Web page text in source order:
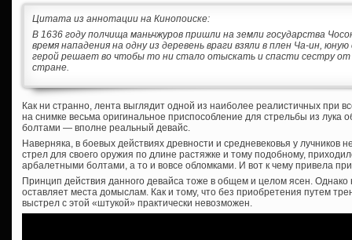
Цитата из аннотации на Кинопоиске:
В 1636 году полчища маньчжуров пришли на земли государства
время нападения на одну из деревень враги взяли в плен Ча-ин,
герой решает во чтобы то ни стало отыскать и спасти сестру от
стране.
Как ни странно, лента выглядит одной из наиболее реалистичных при
на снимке весьма оригинальное приспособление для стрельбы из лука
болтами — вполне реальный девайс.
Наверняка, в боевых действиях древности и средневековья у лучников
стрел для своего оружия по длине растяжке и тому подобному,
арбалетными болтами, а то и вовсе обломками. И вот к чему привела
Принцип действия данного девайса тоже в общем и целом ясен. Однако
оставляет места домыслам. Как и тому, что без приобретения путем
выстрел с этой «штукой» практически невозможен.